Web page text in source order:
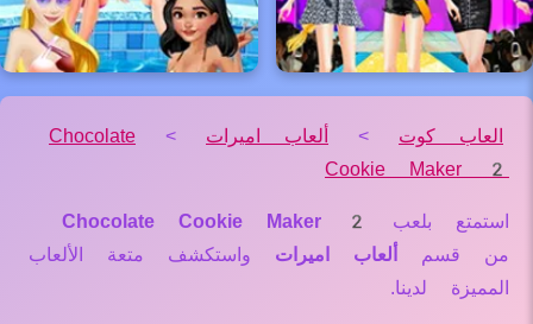
العاب كوت > ألعاب اميرات >
Chocolate
Cookie Maker 2
استمتع بلعب
Chocolate Cookie Maker 2
من قسم
ألعاب اميرات واستكشف متعة الألعاب
المميزة لدينا.